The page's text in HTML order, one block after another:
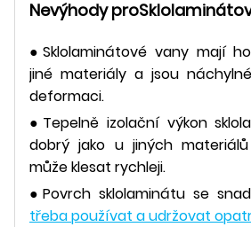
Nevýhody pro
●Sklolaminátové vany mají
jiné materiály a jsou
deformaci.
●Tepelně izolační výkon
dobrý jako u jiných
může klesat rychleji.
●Povrch sklolaminátu se
třeba používat a udržovat